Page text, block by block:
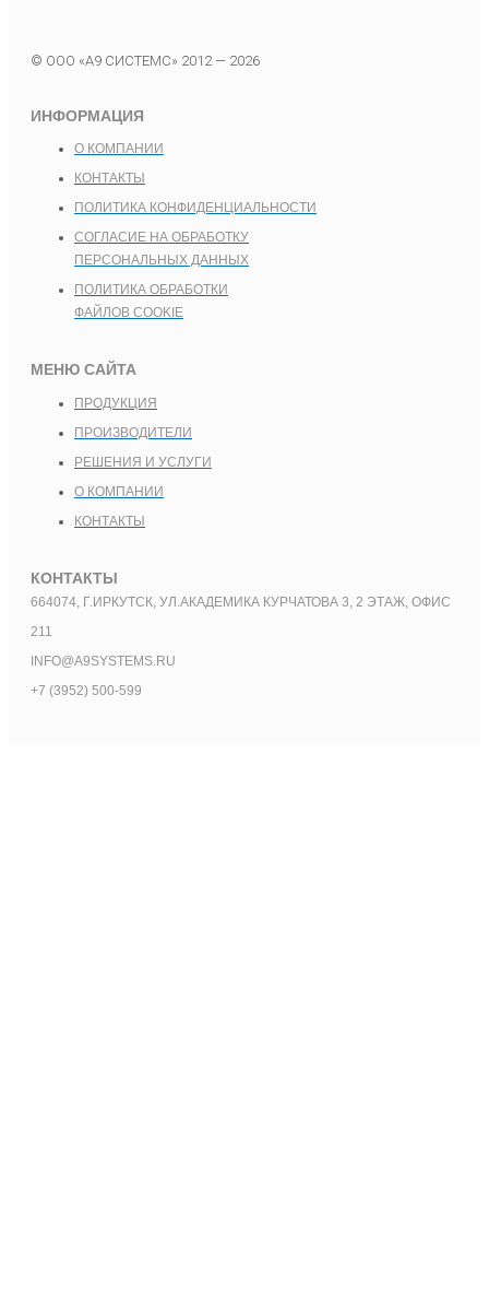
© ООО «А9 СИСТЕМС» 2012 — 2026
ИНФОРМАЦИЯ
О КОМПАНИИ
КОНТАКТЫ
ПОЛИТИКА КОНФИДЕНЦИАЛЬНОСТИ
СОГЛАСИЕ НА ОБРАБОТКУ
ПЕРСОНАЛЬНЫХ ДАННЫХ
ПОЛИТИКА ОБРАБОТКИ
ФАЙЛОВ COOKIE
МЕНЮ САЙТА
ПРОДУКЦИЯ
ПРОИЗВОДИТЕЛИ
РЕШЕНИЯ И УСЛУГИ
О КОМПАНИИ
КОНТАКТЫ
КОНТАКТЫ
664074, Г.ИРКУТСК, УЛ.АКАДЕМИКА КУРЧАТОВА 3, 2 ЭТАЖ, ОФИС
211
INFO@A9SYSTEMS.RU
+7 (3952) 500-599